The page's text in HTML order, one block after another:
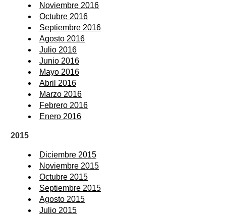
Noviembre 2016
Octubre 2016
Septiembre 2016
Agosto 2016
Julio 2016
Junio 2016
Mayo 2016
Abril 2016
Marzo 2016
Febrero 2016
Enero 2016
2015
Diciembre 2015
Noviembre 2015
Octubre 2015
Septiembre 2015
Agosto 2015
Julio 2015